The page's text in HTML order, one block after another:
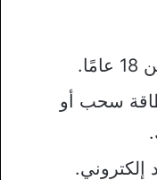
سحب أو
إلكتروني.